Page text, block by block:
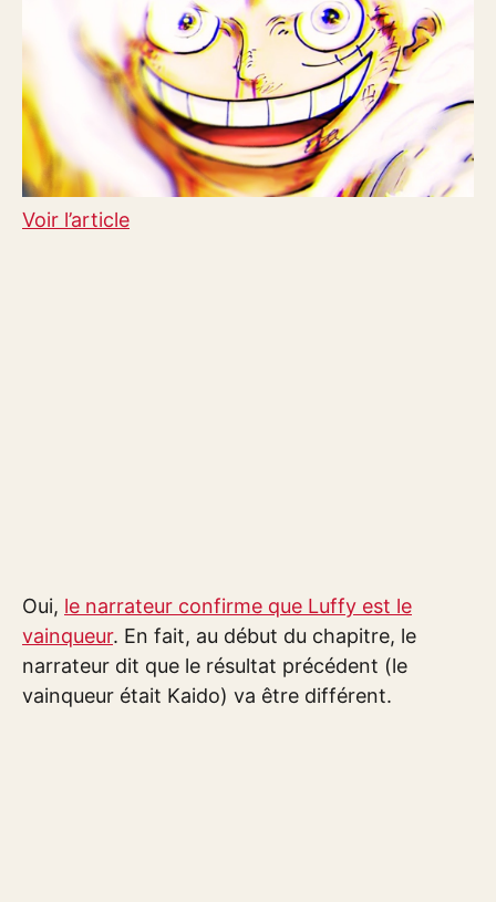
Voir l’article
Oui, le narrateur confirme que Luffy est le
vainqueur. En fait, au début du chapitre, le
narrateur dit que le résultat précédent (le
vainqueur était Kaido) va être différent.